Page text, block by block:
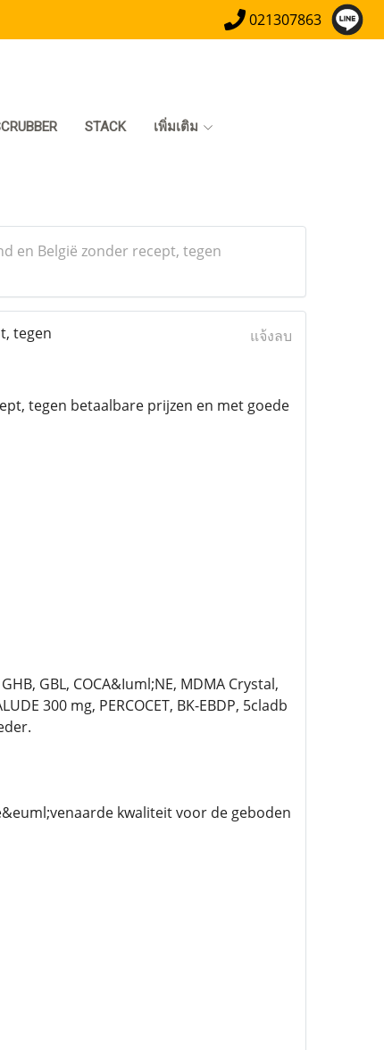
021307863
STACK เพิ่มเติม
en België zonder recept, tegen
tegen
แจ้งลบ
tegen betaalbare prijzen en met goede
GBL, COCA&Iuml;NE, MDMA Crystal,
300 mg, PERCOCET, BK-EBDP, 5cladb
kwaliteit voor de geboden